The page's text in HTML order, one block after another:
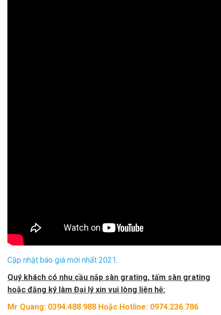
Cập nhật báo giá mới nhất 2021.
Quý khách có nhu cầu nắp sàn grating, tấm sàn grating
hoặc đăng ký làm Đại lý xin vui lòng liên hệ:
Mr Quang: 0394.488.988 Hoặc Hotline: 0974.236.786